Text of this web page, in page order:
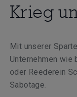
Krieg
Mit unserer
Unternehmen
oder Reederein
Sabotage.